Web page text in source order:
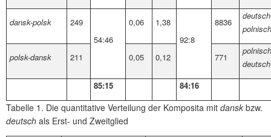
dansk-polsk
249
54:46
0,06
1,38
92:8
8836
polnisch
polsk-dansk 211 0,05 0,12 771
deutsch
85:15
84:16
Tabelle 1. Die quantitative Verteilung der Komposita mit dansk bzw.
deutsch als Erst- und Zweitglied